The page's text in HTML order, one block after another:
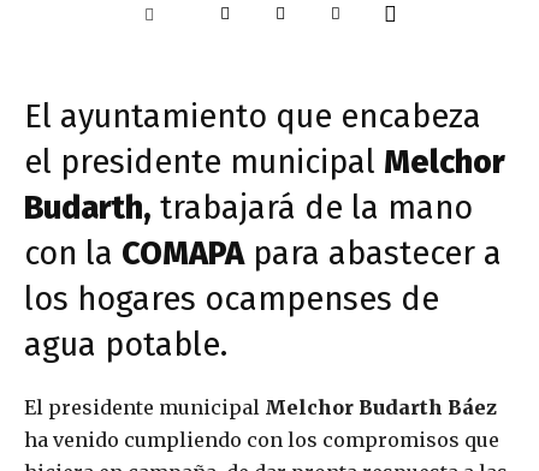
El ayuntamiento que encabeza
el presidente municipal Melchor
Budarth, trabajará de la mano
con la COMAPApara abastecer a
los hogares ocampenses de
agua potable.
El presidente municipal Melchor Budarth Báez
ha venido cumpliendo con los compromisos que